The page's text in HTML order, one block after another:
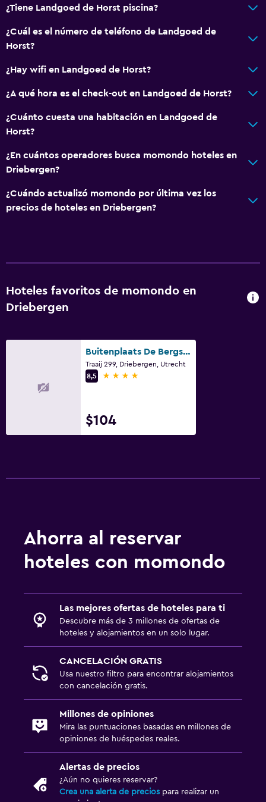
¿Tiene Landgoed de Horst piscina?
¿Cuál es el número de teléfono de Landgoed de
Horst?
¿Hay wifi en Landgoed de Horst?
¿A qué hora es el check-out en Landgoed de Horst?
¿Cuánto cuesta una habitación en Landgoed de
Horst?
¿En cuántos operadores busca momondo hoteles en
Driebergen?
¿Cuándo actualizó momondo por última vez los
precios de hoteles en Driebergen?
Hoteles favoritos de momondo en
Driebergen
Buitenplaats De Bergse Bossen
Traaij 299, Driebergen, Utrecht
8,5
4 estrellas
$104
Ahorra al reservar
hoteles con momondo
Las mejores ofertas de hoteles para ti
Descubre más de 3 millones de ofertas de
hoteles y alojamientos en un solo lugar.
CANCELACIÓN GRATIS
Usa nuestro filtro para encontrar alojamientos
con cancelación gratis.
Millones de opiniones
Mira las puntuaciones basadas en millones de
opiniones de huéspedes reales.
Alertas de precios
¿Aún no quieres reservar?
Crea una alerta de precios para realizar un